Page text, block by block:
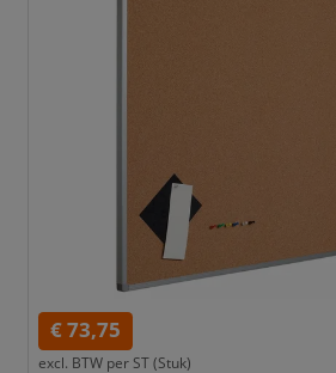
€ 73,75
excl. BTW per ST (Stuk)